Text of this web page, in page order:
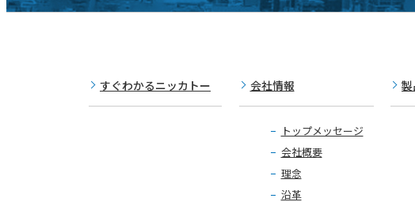
すぐわかるニッカトー 会社情報
トップメッセージ
会社概要
理念
沿革